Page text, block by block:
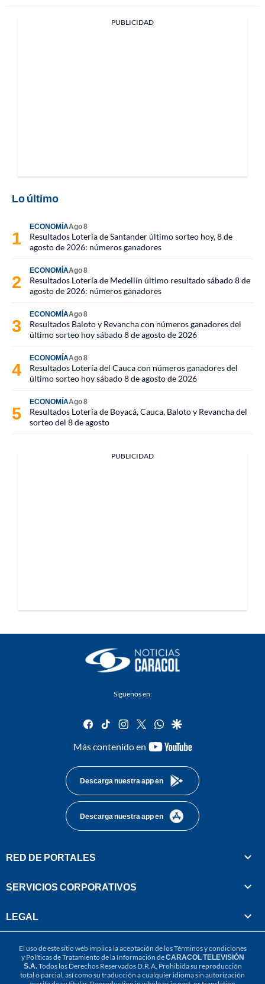
PUBLICIDAD
Lo último
ECONOMÍAAgo 8
Resultados Lotería de Santander último sorteo hoy, 8 de
agosto de 2026: números ganadores
ECONOMÍAAgo 8
Resultados Lotería de Medellín último resultado sábado 8 de
agosto de 2026: números ganadores
ECONOMÍAAgo 8
Resultados Baloto y Revancha con números ganadores del
último sorteo hoy sábado 8 de agosto de 2026
ECONOMÍAAgo 8
Resultados Lotería del Cauca con números ganadores del
último sorteo hoy sábado 8 de agosto de 2026
ECONOMÍAAgo 8
Resultados Lotería de Boyacá, Cauca, Baloto y Revancha del
sorteo del 8 de agosto
PUBLICIDAD
Síguenos en:
facebook
tiktok instagram
twitterwhatsapp
google
Más contenido en
youtube-
Descarga nuestra app en
Descarga nuestra app en
RED DE PORTALES
SERVICIOS CORPORATIVOS
LEGAL
El uso de este sitio web implica la aceptación de losTérminos y condiciones
y Políticas de Tratamiento de la Información deCARACOL TELEVISIÓN
S.A.Todos los Derechos Reservados D.R.A. Prohibida su reproducción
total o parcial, así como su traducción a cualquier idioma sin autorización